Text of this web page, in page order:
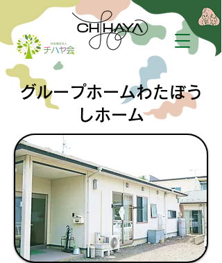
グループホームわたぼう
しホーム